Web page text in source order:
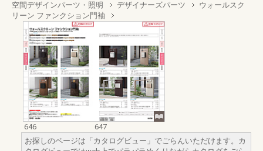
空間デザインパーツ・照明 デザイナーズパーツ
ウォールスク
リーン ファンクション門袖
646
647
お探しのページは「カタログビュー」でごらんいただけます。カ